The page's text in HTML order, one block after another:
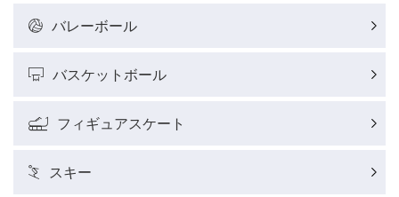
バスケットボールレポート
バレーボール
バスケットボール
フィギュアスケート
スキー